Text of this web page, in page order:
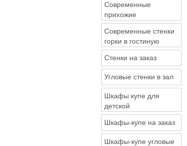
Современные
прихожие
Современные стенки
горки в гостиную
Стенки на заказ
Угловые стенки в зал
Шкафы купе для
детской
Шкафы-купе на заказ
Шкафы-купе угловые